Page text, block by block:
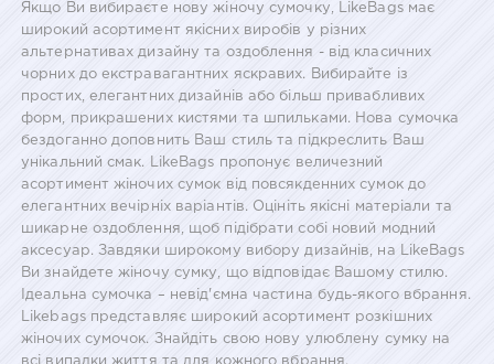
Якщо Ви вибираєте нову жіночу сумочку, LikeBags має
широкий асортимент якісних виробів у різних
альтернативах дизайну та оздоблення - від класичних
чорних до екстравагантних яскравих. Вибирайте із
простих, елегантних дизайнів або більш привабливих
форм, прикрашених кистями та шпильками. Нова сумочка
бездоганно доповнить Ваш стиль та підкреслить Ваш
унікальний смак. LikeBags пропонує величезний
асортимент жіночих сумок від повсякденних сумок до
елегантних вечірніх варіантів. Оцініть якісні матеріали та
шикарне оздоблення, щоб підібрати собі новий модний
аксесуар. Завдяки широкому вибору дизайнів, на LikeBags
Ви знайдете жіночу сумку, що відповідає Вашому стилю.
Ідеальна сумочка – невід'ємна частина будь-якого вбрання.
Likebags представляє широкий асортимент розкішних
жіночих сумочок. Знайдіть свою нову улюблену сумку на
всі випадки життя та для кожного вбрання.